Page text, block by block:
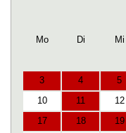
Mo
Di Mi
3
4 5
10
11 12
17
18 19